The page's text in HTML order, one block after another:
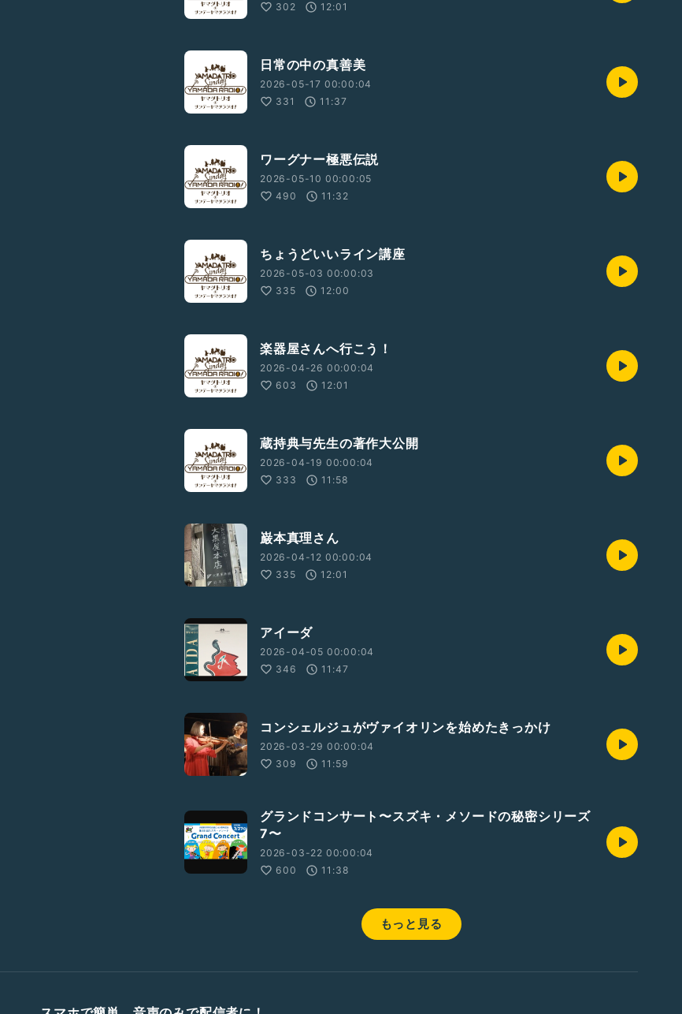
302
12:01
日常の中の真善美
2026-05-17 00:00:04
331
11:37
ワーグナー極悪伝説
2026-05-10 00:00:05
490
11:32
ちょうどいいライン講座
2026-05-03 00:00:03
335
12:00
楽器屋さんへ行こう！
2026-04-26 00:00:04
603
12:01
蔵持典与先生の著作大公開
2026-04-19 00:00:04
333
11:58
巌本真理さん
2026-04-12 00:00:04
335
12:01
アイーダ
2026-04-05 00:00:04
346
11:47
コンシェルジュがヴァイオリンを始めたきっかけ
2026-03-29 00:00:04
309
11:59
グランドコンサート〜スズキ・メソードの秘密シリーズ
7〜
2026-03-22 00:00:04
600
11:38
もっと見る